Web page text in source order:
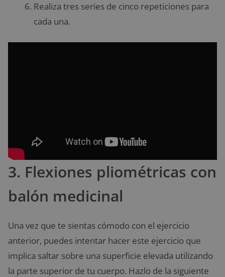
Realiza tres series de cinco repeticiones para
cada una.
3. Flexiones pliométricas con
balón medicinal
Una vez que te sientas cómodo con el ejercicio
anterior, puedes intentar hacer este ejercicio que
implica saltar sobre una superficie elevada utilizando
la parte superior de tu cuerpo. Hazlo de la siguiente